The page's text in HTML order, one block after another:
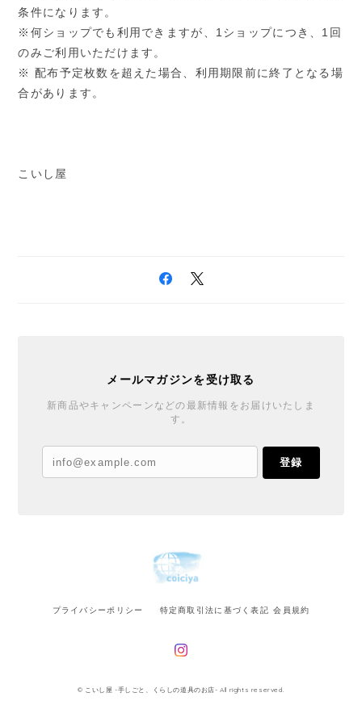
条件になります。
※何ショップでも利用できますが、1ショップにつき、1回
のみご利用いただけます。
※ 配布予定枚数を超えた場合、利用期限前に終了となる場
合があります。
こいし屋
メールマガジンを受け取る
新商品やキャンペーンなどの最新情報をお届けいたしま
す。
登録
プライバシーポリシー 特定商取引法に基づく表記 会員規約
© こいし屋 -手しごと、くらしの道具のお店- All rights reserved.